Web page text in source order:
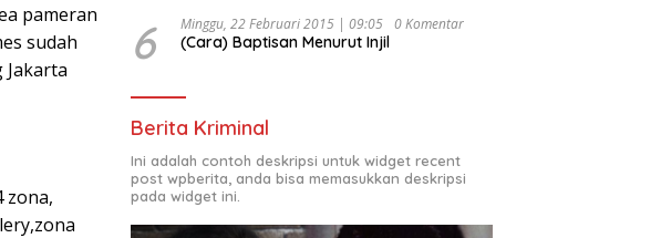
pameran
sudah
zona,
6 Minggu, 22 Februari 2015 | 09:05 0 Komentar
(Cara) Baptisan Menurut Injil
Berita Kriminal
Ini adalah contoh deskripsi untuk widget recent
post wpberita, anda bisa memasukkan deskripsi
pada widget ini.